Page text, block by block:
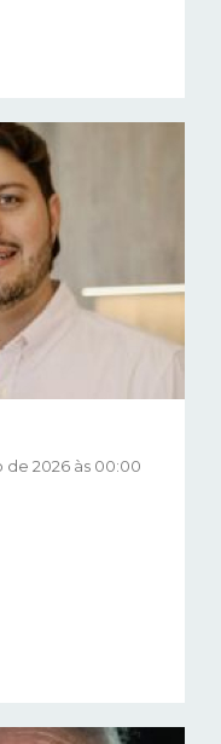
de 2026 às 00:00